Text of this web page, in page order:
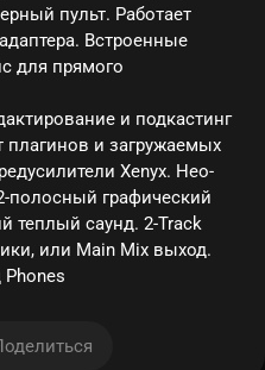
пульт. Работает
Встроенные
для прямого
и подкастинг
и загружаемых
Xenyx. Нео-
полосный графический
теплый саунд. 2-Track
или Main Mix выход.